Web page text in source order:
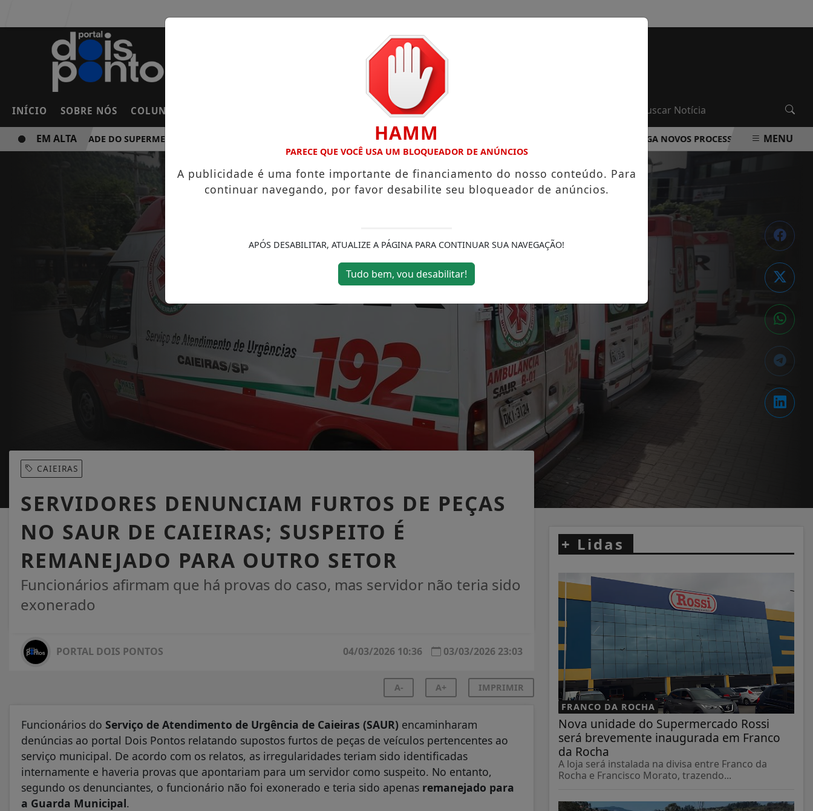
INÍCIO SOBRE NÓS COLUNAS FRANCISCO MORATO
NOVA UNIDADE DO SUPERMERCADO ROSSI SERÁ BREVEMENTE INAUGURADA EM FRANCO DA ROCHA EDUCA FRANCO DA ROCHA DIVULGA NOVOS PROCESSOS SELETIVOS NA ÁREA
EM ALTA MENU
CAIEIRAS
SERVIDORES DENUNCIAM FURTOS DE PEÇAS
NO SAUR DE CAIEIRAS; SUSPEITO É
REMANEJADO PARA OUTRO SETOR
Funcionários afirmam que há provas do caso, mas servidor não teria sido
exonerado
PORTAL DOIS PONTOS 03/03/2026 23:03
04/03/2026 10:36
A- A+ IMPRIMIR
Funcionários do Serviço de Atendimento de Urgência de Caieiras (SAUR) encaminharam
denúncias ao portal Dois Pontos relatando supostos furtos de peças de veículos pertencentes ao
serviço municipal. De acordo com os relatos, as irregularidades teriam sido identificadas
internamente e haveria provas que apontariam para um servidor como suspeito. No entanto,
segundo os denunciantes, o funcionário não foi exonerado e teria sido apenas remanejado para
a Guarda Municipal.
+ Lidas
FRANCO DA ROCHA
Nova unidade do Supermercado Rossi
será brevemente inaugurada em Franco
da Rocha
A loja será instalada na divisa entre Franco da
Rocha e Francisco Morato, trazendo...
HAMM
PARECE QUE VOCÊ USA UM BLOQUEADOR DE ANÚNCIOS
A publicidade é uma fonte importante de financiamento do nosso conteúdo. Para
continuar navegando, por favor desabilite seu bloqueador de anúncios.
APÓS DESABILITAR, ATUALIZE A PÁGINA PARA CONTINUAR SUA NAVEGAÇÃO!
Tudo bem, vou desabilitar!